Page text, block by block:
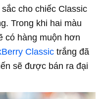
cho chiếc Classic
Trong khi hai màu
có hàng muộn hơn
Classic trắng đã
sẽ được bán ra đại